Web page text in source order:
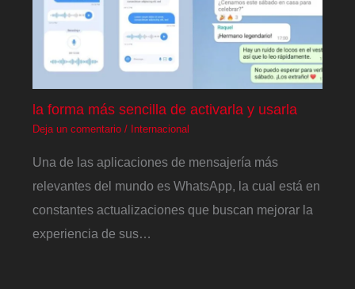
la forma más sencilla de activarla y usarla
Deja un comentario / Internacional
Una de las aplicaciones de mensajería más
relevantes del mundo es WhatsApp, la cual está en
constantes actualizaciones que buscan mejorar la
experiencia de sus…